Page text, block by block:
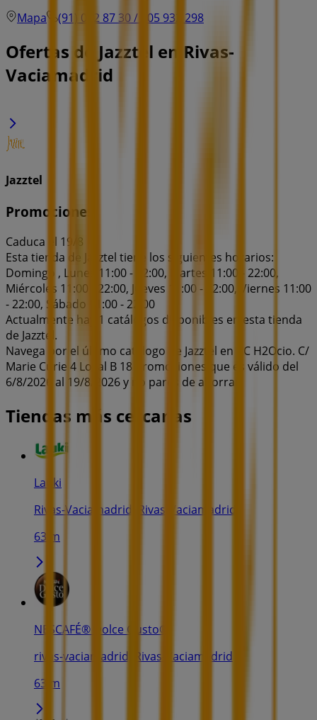
Mapa
(91) 022 87 30 / 605 932 298
Ofertas de Jazztel en Rivas-
Vaciamadrid
Jazztel
Promociones
Caduca el 19/8
Esta tienda de Jazztel tiene los siguientes horarios:
Domingo , Lunes 11:00 - 22:00, Martes 11:00 - 22:00,
Miércoles 11:00 - 22:00, Jueves 11:00 - 22:00, Viernes 11:00
- 22:00, Sábado 11:00 - 22:00
Actualmente hay 1 catálogos disponibles en esta tienda
de Jazztel.
Navega por el último catálogo de Jazztel en CC H2Ocio. C/
Marie Curie 4 Local B 18 Promociones que es válido del
6/8/2026 al 19/8/2026 y no pares de ahorrar.
Tiendas más cercanas
Lauki
Rivas-Vaciamadrid, Rivas-Vaciamadrid
63 m
NESCAFÉ® Dolce Gusto®
rivas-vaciamadrid, Rivas-Vaciamadrid
63 m